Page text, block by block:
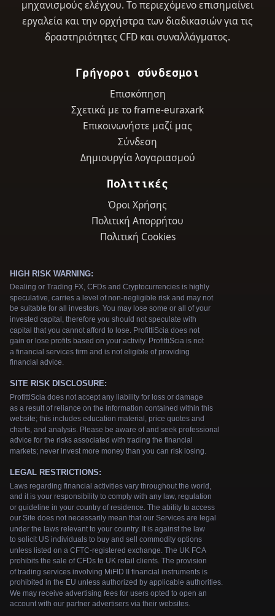
μηχανισμούς ελέγχου. Το περιεχόμενο επισημαίνει
εργαλεία και την ορχήστρα των διαδικασιών για τις
δραστηριότητες CFD και συναλλάγματος.
Γρήγοροι σύνδεσμοι
Επισκόπηση
Σχετικά με το frame-euraxark
Επικοινωνήστε μαζί μας
Σύνδεση
Δημιουργία λογαριασμού
Πολιτικές
Όροι Χρήσης
Πολιτική Απορρήτου
Πολιτική Cookies